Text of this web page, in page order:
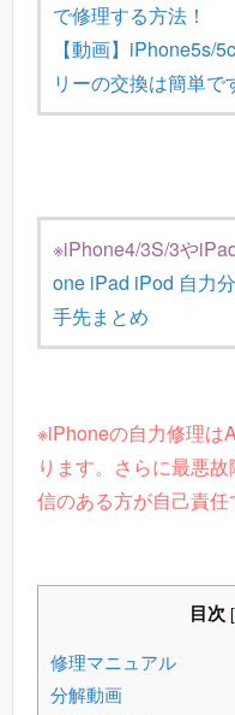
で修理する方法！
【動画】iPhone5s/
リーの交換は簡単で
※iPhone4/3S/3や
one iPad iPod 自力
手先まとめ
※iPhoneの自力修理は
ります。さらに最悪
信のある方が自己責任
目次 [
修理マニュアル
分解動画